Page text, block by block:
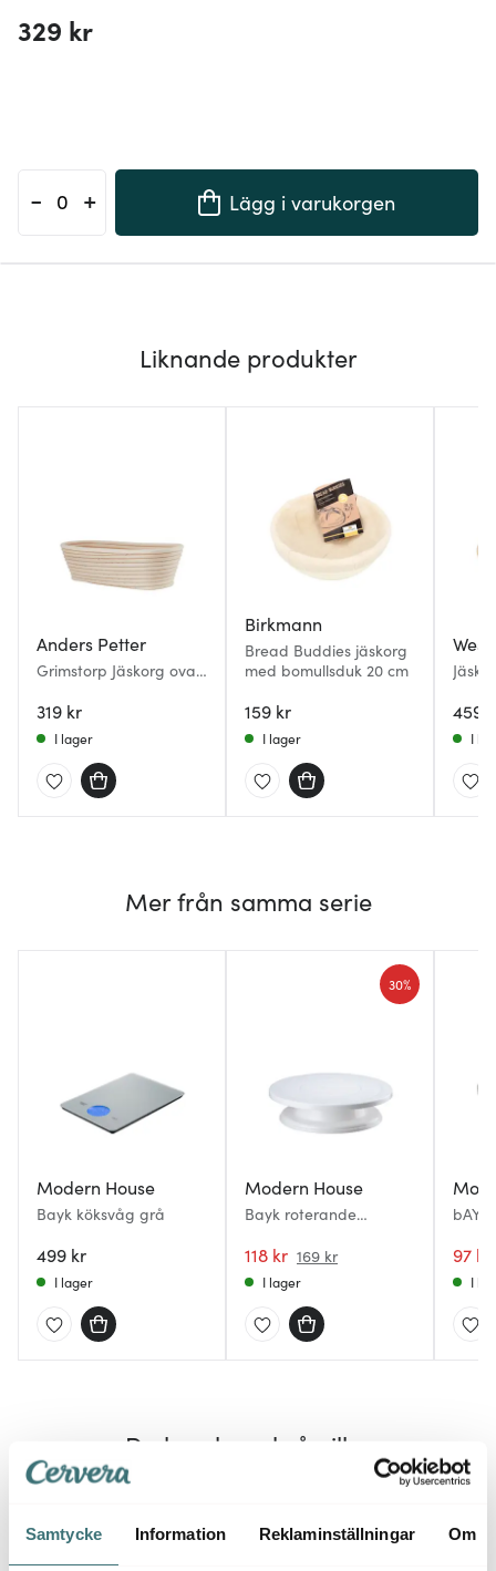
Samtycke Information Reklaminställningar Om
329 kr
- + Lägg i varukorgen
Liknande produkter
Anders Petter
Grimstorp Jäskorg oval
319 kr
I lager
Birkmann
Bread Buddies jäskorg
med bomullsduk 20 cm
159 kr
I lager
459
I
Mer från samma serie
Modern House
Bayk köksvåg grå
499 kr
I lager
Modern House
Bayk roterande
vit
118 kr 169 kr
30%
I lager
97 kr
I
Du kanske också gillar